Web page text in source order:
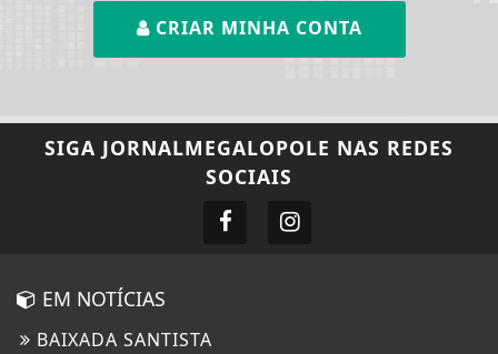
CRIAR MINHA CONTA
SIGA JORNALMEGALOPOLE NAS REDES
SOCIAIS
EM NOTÍCIAS
BAIXADA SANTISTA